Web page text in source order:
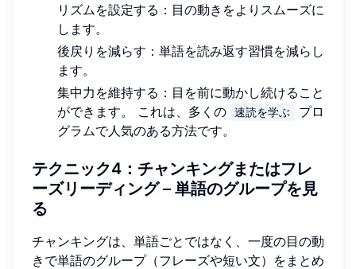
リズムを設定する：目の動きをよりスムーズに
します。
後戻りを減らす：単語を読み返す習慣を減らし
ます。
集中力を維持する：目を前に動かし続けること
ができます。 これは、多くの
速読を学ぶ
プロ
グラムで人気のある方法です。
テクニック4：チャンキングまたはフレ
ーズリーディング – 単語のグループを見
る
チャンキングは、単語ごとではなく、一度の目の動
きで単語のグループ（フレーズや短い文）をまとめ